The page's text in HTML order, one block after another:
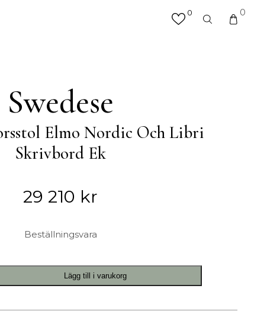
Hallmattor
Köksmattor
Matplatsmattor
Vardagsrumsmattor & Soffmattor
Målarfärg
Delikatesser
0 0
Swedese
Elmo Nordic Och Libri
Skrivbord Ek
29 210 kr
Beställningsvara
Lägg till i varukorg